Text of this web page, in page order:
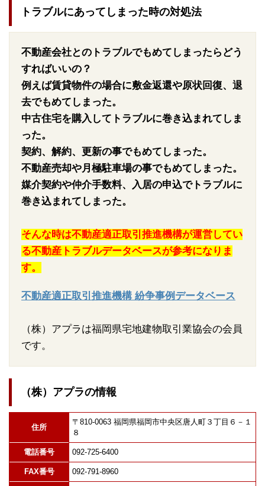
トラブルにあってしまった時の対処法
不動産会社とのトラブルでもめてしまったらどう
すればいいの？
例えば賃貸物件の場合に敷金返還や原状回復、退
去でもめてしまった。
中古住宅を購入してトラブルに巻き込まれてしま
った。
契約、解約、更新の事でもめてしまった。
不動産売却や月極駐車場の事でもめてしまった。
媒介契約や仲介手数料、入居の申込でトラブルに
巻き込まれてしまった。
そんな時は不動産適正取引推進機構が運営してい
る不動産トラブルデータベースが参考になりま
す。
不動産適正取引推進機構 紛争事例データベース
（株）アプラは福岡県宅地建物取引業協会の会員
です。
（株）アプラの情報
住所
〒810-0063 福岡県福岡市中央区唐人町３丁目６－１
８
電話番号 092-725-6400
FAX番号 092-791-8960